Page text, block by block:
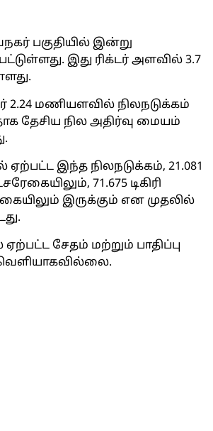
பகுதியில் இன்று
இது ரிக்டர் அளவில் 3.7
2.24 மணியளவில் நிலநடுக்கம்
தேசிய நில அதிர்வு மையம்
ஏற்பட்ட இந்த நிலநடுக்கம், 21.081
71.675 டிகிரி
இருக்கும் என முதலில்
சேதம் மற்றும் பாதிப்பு